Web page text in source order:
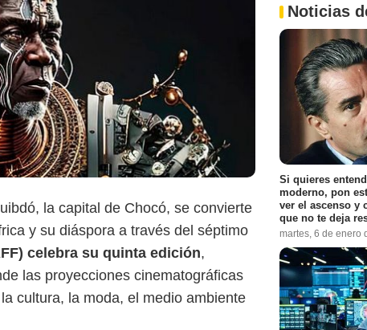
la capital de Chocó, se convierte
y su diáspora a través del séptimo
celebra su quinta edición,
las proyecciones cinematográficas
cultura, la moda, el medio ambiente
RCN
Noticias
Si quieres
moderno, pon
ver el ascenso y
que no te deja
martes, 6 de enero